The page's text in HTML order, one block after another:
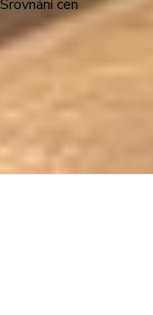
cen
č. 112/
online; v